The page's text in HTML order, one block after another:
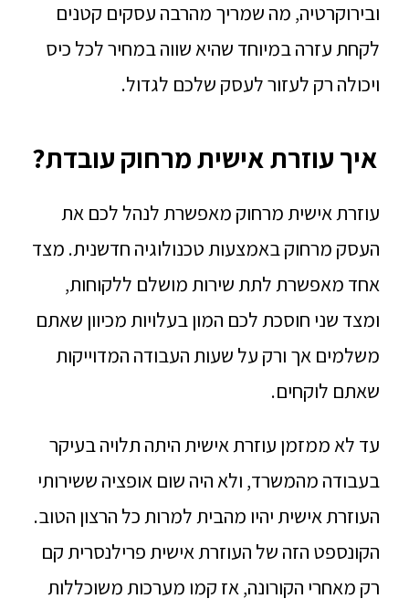
ובירוקרטיה, מה שמריך מהרבה עסקים קטנים
לקחת עזרה במיוחד שהיא שווה במחיר לכל כיס
ויכולה רק לעזור לעסק שלכם לגדול.
איך עוזרת אישית מרחוק עובדת?
עוזרת אישית מרחוק מאפשרת לנהל לכם את
העסק מרחוק באמצעות טכנולוגיה חדשנית. מצד
אחד מאפשרת לתת שירות מושלם ללקוחות,
ומצד שני חוסכת לכם המון בעלויות מכיוון שאתם
משלמים אך ורק על שעות העבודה המדוייקות
שאתם לוקחים.
עד לא ממזמן עוזרת אישית היתה תלויה בעיקר
בעבודה מהמשרד, ולא היה שום אופציה ששירותי
העוזרת אישית יהיו מהבית למרות כל הרצון הטוב.
הקונספט הזה של העוזרת אישית פרילנסרית קם
רק מאחרי הקורונה, אז קמו מערכות משוכללות